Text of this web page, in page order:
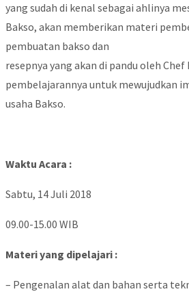
yang sudah di kenal sebagai ahlinya
Bakso, akan memberikan materi
pembuatan bakso dan
resepnya yang akan di pandu oleh
pembelajarannya untuk mewujudkan
usaha Bakso.
Waktu Acara :
Sabtu, 14 Juli 2018
09.00-15.00 WIB
Materi yang dipelajari :
– Pengenalan alat dan bahan serta